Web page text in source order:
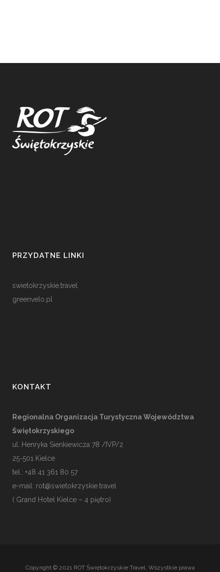
PRZYDATNE LINKI
swietokrzyskie.travel
greenvelo.pl
KONTAKT
Regionalna Organizacja Turystyczna Województwa
Świętokrzyskiego
ul. Henryka Sienkiewicza 78 /IVP/2
25-501 Kielce
tel.: +48 41 361 80 57
e-mail: rot@swietokrzyskie.travel
( Grand Hotel Kielce – 4 piętro)
Copyright © 2021 ROT Świętokrzyskie Travel. Wszystkie prawa